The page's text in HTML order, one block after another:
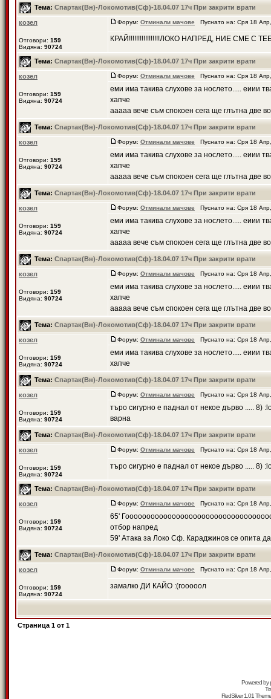
Тема: Спартак(Вн)-Локомотив(Сф)-18.04.07 17ч При закрити врати
козел
Отговори: 159
Видяна: 90724
Форум: Отминали мачове Пуснато на: Сря 18
КРАЙ!!!!!!!!!!!!!!!!!ЛОКО НАПРЕД, НИЕ СМЕ С
Тема: Спартак(Вн)-Локомотив(Сф)-18.04.07 17ч При закрити врати
козел
Отговори: 159
Видяна: 90724
Форум: Отминали мачове Пуснато на: Сря 18
еми има такива слухове за нослето..... еиии
хапче
ааааа вече съм спокоен сега ще глътна две
Тема: Спартак(Вн)-Локомотив(Сф)-18.04.07 17ч При закрити врати
козел
Отговори: 159
Видяна: 90724
Форум: Отминали мачове Пуснато на: Сря 18
еми има такива слухове за нослето..... еиии
хапче
ааааа вече съм спокоен сега ще глътна две
Тема: Спартак(Вн)-Локомотив(Сф)-18.04.07 17ч При закрити врати
козел
Отговори: 159
Видяна: 90724
Форум: Отминали мачове Пуснато на: Сря 18
еми има такива слухове за нослето..... еиии
хапче
ааааа вече съм спокоен сега ще глътна две
Тема: Спартак(Вн)-Локомотив(Сф)-18.04.07 17ч При закрити врати
козел
Отговори: 159
Видяна: 90724
Форум: Отминали мачове Пуснато на: Сря 18
еми има такива слухове за нослето..... еиии
хапче
ааааа вече съм спокоен сега ще глътна две
Тема: Спартак(Вн)-Локомотив(Сф)-18.04.07 17ч При закрити врати
козел
Отговори: 159
Видяна: 90724
Форум: Отминали мачове Пуснато на: Сря 18
еми има такива слухове за нослето..... еиии
хапче
Тема: Спартак(Вн)-Локомотив(Сф)-18.04.07 17ч При закрити врати
козел
Отговори: 159
Видяна: 90724
Форум: Отминали мачове Пуснато на: Сря 18
търо сигурно е паднал от некое дърво ..... 8)
варна
Тема: Спартак(Вн)-Локомотив(Сф)-18.04.07 17ч При закрити врати
козел
Отговори: 159
Видяна: 90724
Форум: Отминали мачове Пуснато на: Сря 18
търо сигурно е паднал от некое дърво ..... 8)
Тема: Спартак(Вн)-Локомотив(Сф)-18.04.07 17ч При закрити врати
козел
Отговори: 159
Видяна: 90724
Форум: Отминали мачове Пуснато на: Сря 18
65'
отбор напред
59' Атака за Локо Сф. Караджинов се опита да
Тема: Спартак(Вн)-Локомотив(Сф)-18.04.07 17ч При закрити врати
козел
Отговори: 159
Видяна: 90724
Форум: Отминали мачове Пуснато на: Сря 18
замалко ДИ КАЙО :(гооооол
Страница 1 от 1
Powered by
RedSilver 1.01